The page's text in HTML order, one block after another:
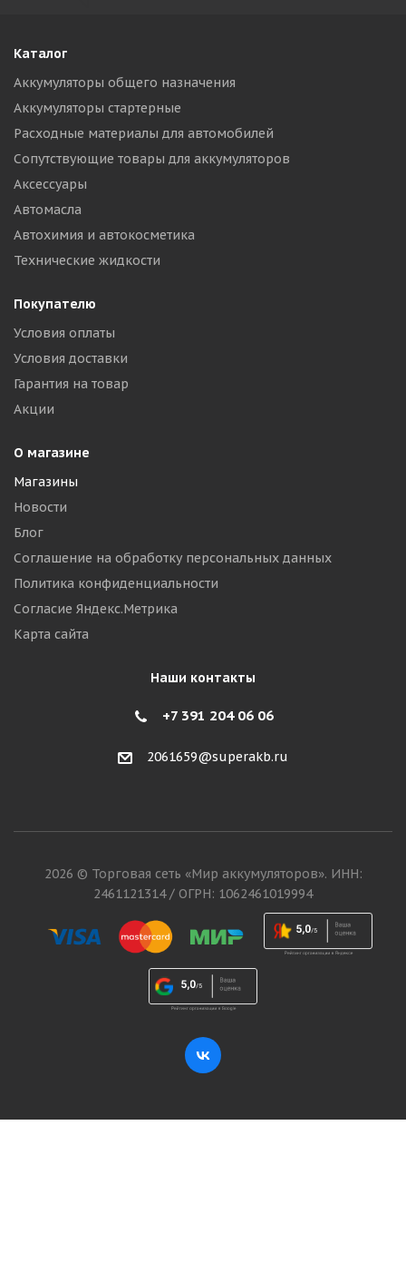
Каталог
Аккумуляторы общего назначения
Аккумуляторы стартерные
Расходные материалы для автомобилей
Сопутствующие товары для аккумуляторов
Аксессуары
Автомасла
Автохимия и автокосметика
Технические жидкости
Покупателю
Условия оплаты
Условия доставки
Гарантия на товар
Акции
О магазине
Магазины
Новости
Блог
Соглашение на обработку персональных данных
Политика конфиденциальности
Согласие Яндекс.Метрика
Карта сайта
Наши контакты
+7 391 204 06 06
2061659@superakb.ru
2026 © Торговая сеть «Мир аккумуляторов». ИНН:
2461121314 / ОГРН: 1062461019994